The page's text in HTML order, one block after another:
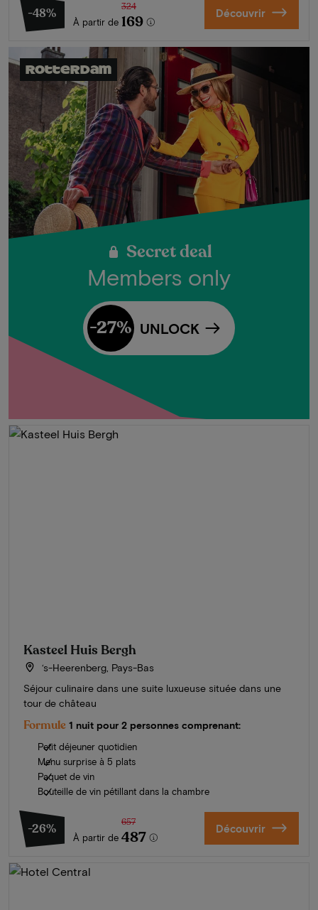
-48%
À partir de
324
169 Découvrir
Rotterdam
Secret deal
Members only
UNLOCK
-27%
Kasteel Huis Bergh
‘s-Heerenberg, Pays-Bas
Séjour culinaire dans une suite luxueuse située dans une
tour de château
Formule 1 nuit pour 2 personnes comprenant:
Petit déjeuner quotidien
Menu surprise à 5 plats
Paquet de vin
Bouteille de vin pétillant dans la chambre
-26%
À partir de
657
487 Découvrir